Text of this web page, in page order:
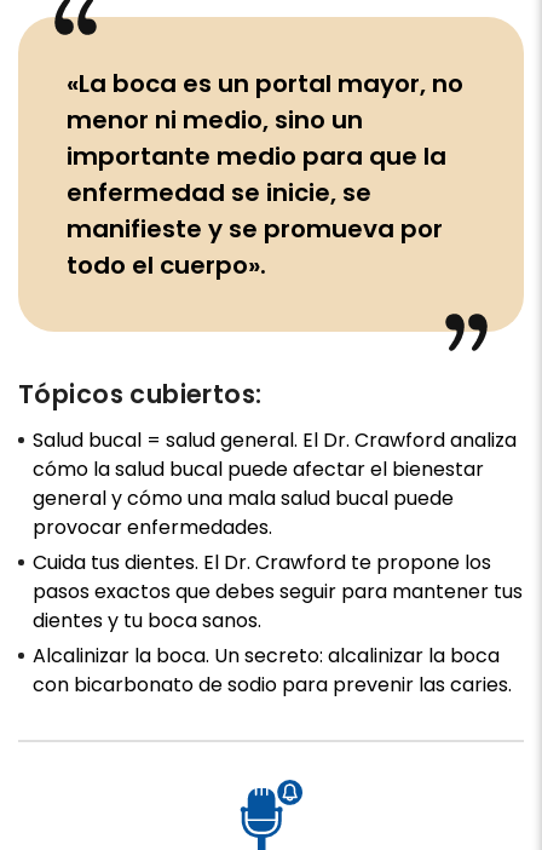
«La boca es un portal mayor, no
menor ni medio, sino un
importante medio para que la
enfermedad se inicie, se
manifieste y se promueva por
todo el cuerpo».
Tópicos cubiertos:
Salud bucal = salud general. El Dr. Crawford analiza
cómo la salud bucal puede afectar el bienestar
general y cómo una mala salud bucal puede
provocar enfermedades.
Cuida tus dientes. El Dr. Crawford te propone los
pasos exactos que debes seguir para mantener tus
dientes y tu boca sanos.
Alcalinizar la boca. Un secreto: alcalinizar la boca
con bicarbonato de sodio para prevenir las caries.